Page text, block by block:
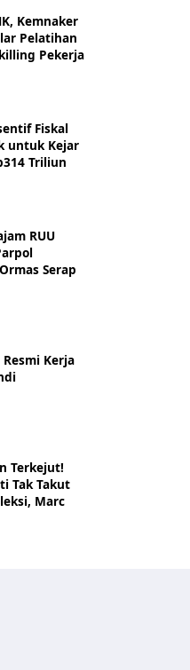
Kemnaker
Pelatihan
Pekerja
Fiskal
untuk Kejar
Triliun
RUU
Serap
Kerja
Terkejut!
Tak Takut
Marc